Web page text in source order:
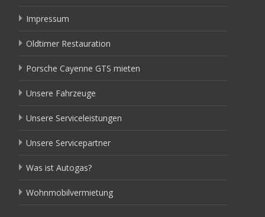
Impressum
Oldtimer Restauration
Porsche Cayenne GTS mieten
Unsere Fahrzeuge
Unsere Serviceleistungen
Unsere Servicepartner
Was ist Autogas?
Wohnmobilvermietung